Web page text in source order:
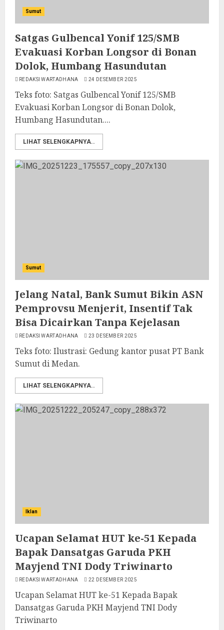
Sumut
Satgas Gulbencal Yonif 125/SMB
Evakuasi Korban Longsor di Bonan
Dolok, Humbang Hasundutan
REDAKSI WARTADHANA 24 DESEMBER 2025
Teks foto: Satgas Gulbencal Yonif 125/SMB
Evakuasi Korban Longsor di Bonan Dolok,
Humbang Hasundutan....
LIHAT SELENGKAPNYA..
Sumut
Jelang Natal, Bank Sumut Bikin ASN
Pemprovsu Menjerit, Insentif Tak
Bisa Dicairkan Tanpa Kejelasan
REDAKSI WARTADHANA 23 DESEMBER 2025
Teks foto: Ilustrasi: Gedung kantor pusat PT Bank
Sumut di Medan.
LIHAT SELENGKAPNYA..
Iklan
Ucapan Selamat HUT ke-51 Kepada
Bapak Dansatgas Garuda PKH
Mayjend TNI Dody Triwinarto
REDAKSI WARTADHANA 22 DESEMBER 2025
Ucapan Selamat HUT ke-51 Kepada Bapak
Dansatgas Garuda PKH Mayjend TNI Dody
Triwinarto